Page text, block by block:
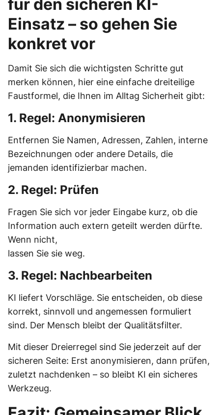
für den sicheren KI-
Einsatz – so gehen Sie
konkret vor
Damit Sie sich die wichtigsten Schritte gut
merken können, hier eine einfache dreiteilige
Faustformel, die Ihnen im Alltag Sicherheit gibt:
1. Regel: Anonymisieren
Entfernen Sie Namen, Adressen, Zahlen, interne
Bezeichnungen oder andere Details, die
jemanden identifizierbar machen.
2. Regel: Prüfen
Fragen Sie sich vor jeder Eingabe kurz, ob die
Information auch extern geteilt werden dürfte.
Wenn nicht,
lassen Sie sie weg.
3. Regel: Nachbearbeiten
KI liefert Vorschläge. Sie entscheiden, ob diese
korrekt, sinnvoll und angemessen formuliert
sind. Der Mensch bleibt der Qualitätsfilter.
Mit dieser Dreierregel sind Sie jederzeit auf der
sicheren Seite: Erst anonymisieren, dann prüfen,
zuletzt nachdenken – so bleibt KI ein sicheres
Werkzeug.